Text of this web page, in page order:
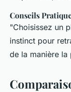
Conseils
"Choisissez un
instinct pour
de la manière